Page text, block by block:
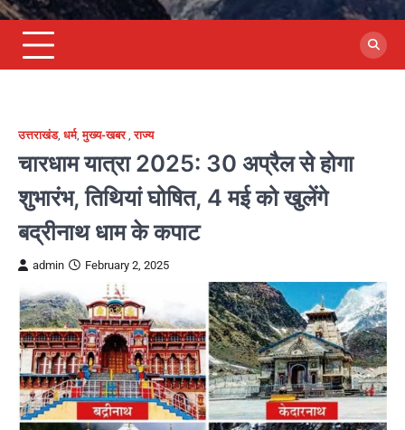
उत्तराखंड, धर्म,मुख्य-खबर,राज्य
चारधाम यात्रा 2025: 30 अप्रैल से होगा
शुभारंभ, तिथियां घोषित, 4 मई को खुलेंगे
बद्रीनाथ धाम के कपाट
admin February 2, 2025